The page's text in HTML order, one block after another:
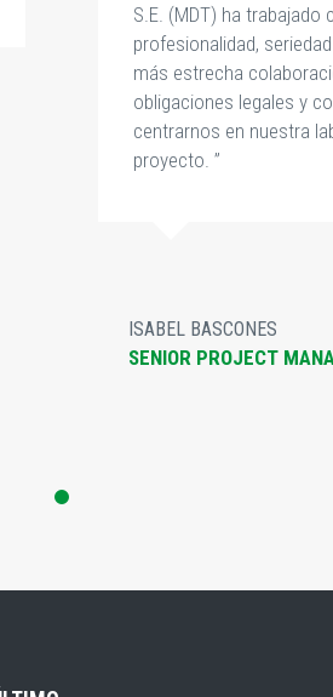
S.E. (MDT) ha
profesionalidad,
más estrecha
obligaciones legales y
centrarnos en nuestra
proyecto. ”
ISABEL BASCONES
SENIOR PROJECT